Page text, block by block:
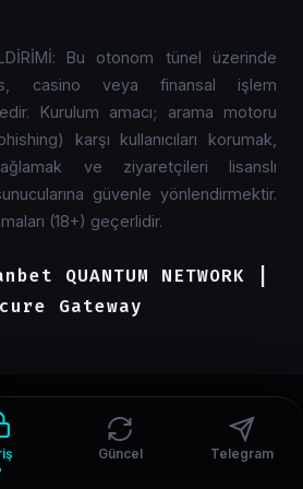
olacaktır.
webhook apileri
Güncel Telegram
Bu otonom tünel üzerinde
casino veya finansal işlem
Kurulum amacı; arama motoru
karşı kullanıcıları korumak,
ve ziyaretçileri lisanslı
güvenle yönlendirmektir.
(18+) geçerlidir.
QUANTUM NETWORK |
Gateway